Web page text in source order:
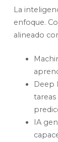
La
enfoque.
alineado
Deep
IA